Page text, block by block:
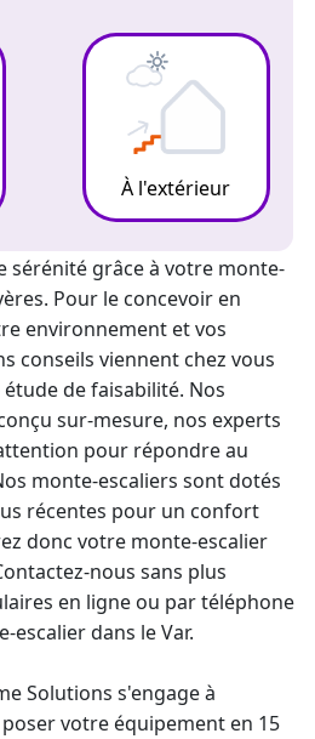
À l'extérieur
sérénité grâce à votre monte-
Pour le concevoir en
environnement et vos
conseils viennent chez vous
de faisabilité. Nos
sur-mesure, nos experts
pour répondre au
monte-escaliers sont dotés
récentes pour un confort
donc votre monte-escalier
nous sans plus
en ligne ou par téléphone
escalier dans le Var.
Solutions s'engage à
votre équipement en 15